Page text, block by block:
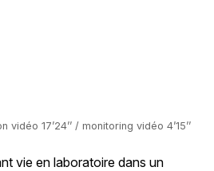
17’24’’ / monitoring vidéo 4’15’’
vie en laboratoire dans un